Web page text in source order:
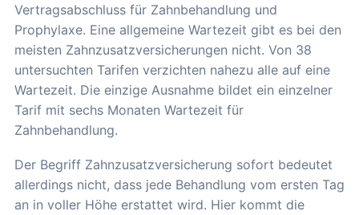
Vertragsabschluss für Zahnbehandlung und
Prophylaxe. Eine allgemeine Wartezeit gibt es bei den
meisten Zahnzusatzversicherungen nicht. Von 38
untersuchten Tarifen verzichten nahezu alle auf eine
Wartezeit. Die einzige Ausnahme bildet ein einzelner
Tarif mit sechs Monaten Wartezeit für
Zahnbehandlung.
Der Begriff Zahnzusatzversicherung sofort bedeutet
allerdings nicht, dass jede Behandlung vom ersten Tag
an in voller Höhe erstattet wird. Hier kommt die